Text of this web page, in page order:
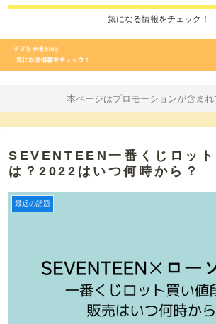
気になる情報をチェック！
本ページはプロモーションが含まれ
SEVENTEEN一番くじロット
は？2022はいつ何時から？
最近の話題